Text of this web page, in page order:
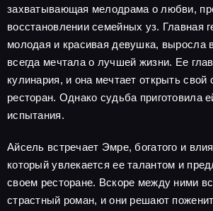
захватывающая мелодрама о любви,
восстановлении семейных уз. Главная
молодая и красивая девушка, выросла
всегда мечтала о лучшей жизни. Ее
кулинария, и она мечтает открыть свой
ресторан. Однако судьба приготовила
испытания.
Айсель встречает Эмре, богатого и
который увлекается ее талантом и
своем ресторане. Вскоре между ними
страстный роман, и они решают